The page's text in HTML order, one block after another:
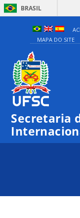
BRASIL
MAPA DO SITE
Secretaria